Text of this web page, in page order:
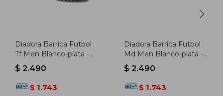
Diadora Barrica Futbol
Tf Men Blanco-plata -
Blanco-plata
$ 2.490
$ 1.743
Diadora Barrica Futbol
Md Men Blanco-plata -
Blanco-plata
$ 2.490
$ 1.743